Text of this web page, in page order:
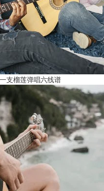
支榴莲弹唱六线谱